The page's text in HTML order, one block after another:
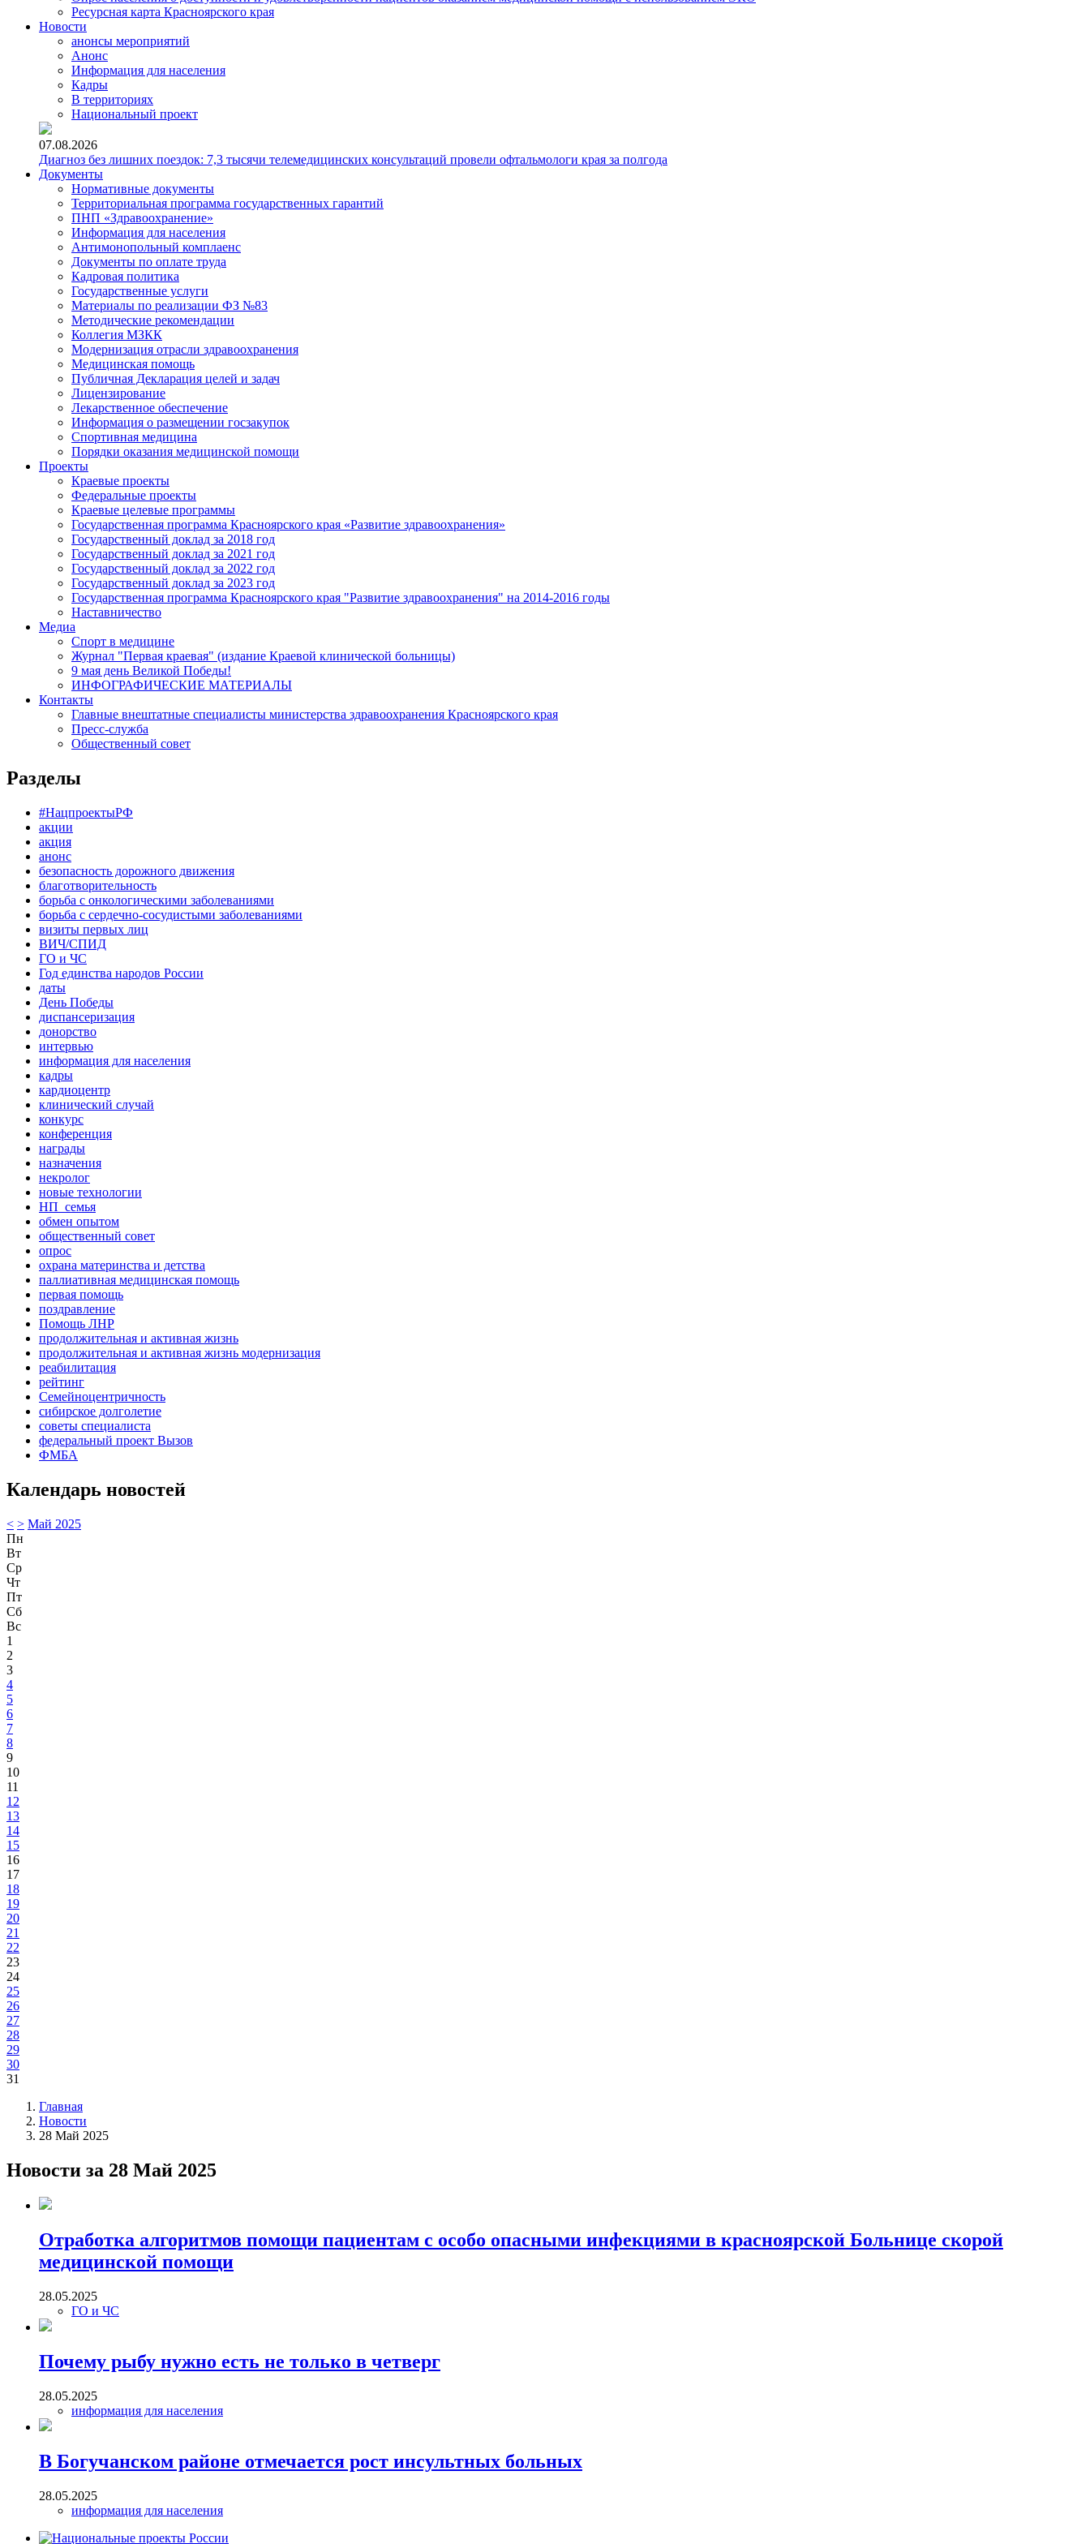
Ресурсная карта Красноярского края
Новости
анонсы мероприятий
Анонс
Информация для населения
Кадры
В территориях
Национальный проект
07.08.2026
Диагноз без лишних поездок: 7,3 тысячи телемедицинских консультаций провели офтальмологи края за полгода
Документы
Нормативные документы
Территориальная программа государственных гарантий
ПНП «Здравоохранение»
Информация для населения
Антимонопольный комплаенс
Документы по оплате труда
Кадровая политика
Государственные услуги
Материалы по реализации ФЗ №83
Методические рекомендации
Коллегия МЗКК
Модернизация отрасли здравоохранения
Медицинская помощь
Публичная Декларация целей и задач
Лицензирование
Лекарственное обеспечение
Информация о размещении госзакупок
Спортивная медицина
Порядки оказания медицинской помощи
Проекты
Краевые проекты
Федеральные проекты
Краевые целевые программы
Государственная программа Красноярского края «Развитие здравоохранения»
Государственный доклад за 2018 год
Государственный доклад за 2021 год
Государственный доклад за 2022 год
Государственный доклад за 2023 год
Государственная программа Красноярского края "Развитие здравоохранения" на 2014-2016 годы
Наставничество
Медиа
Спорт в медицине
Журнал "Первая краевая" (издание Краевой клинической больницы)
9 мая день Великой Победы!
ИНФОГРАФИЧЕСКИЕ МАТЕРИАЛЫ
Контакты
Главные внештатные специалисты министерства здравоохранения Красноярского края
Пресс-служба
Общественный совет
Разделы
#НацпроектыРФ
акции
акция
анонс
безопасность дорожного движения
благотворительность
борьба с онкологическими заболеваниями
борьба с сердечно-сосудистыми заболеваниями
визиты первых лиц
ВИЧ/СПИД
ГО и ЧС
Год единства народов России
даты
День Победы
диспансеризация
донорство
интервью
информация для населения
кадры
кардиоцентр
клинический случай
конкурс
конференция
награды
назначения
некролог
новые технологии
НП_семья
обмен опытом
общественный совет
опрос
охрана материнства и детства
паллиативная медицинская помощь
первая помощь
поздравление
Помощь ЛНР
продолжительная и активная жизнь
продолжительная и активная жизнь модернизация
реабилитация
рейтинг
Семейноцентричность
сибирское долголетие
советы специалиста
федеральный проект Вызов
ФМБА
Календарь новостей
< > Май 2025
Пн
Вт
Ср
Чт
Пт
Сб
Вс
1
2
3
4
5
6
7
8
9
10
11
12
13
14
15
16
17
18
19
20
21
22
23
24
25
26
27
28
29
30
31
Главная
Новости
28 Май 2025
Новости за 28 Май 2025
Отработка алгоритмов помощи пациентам с особо опасными инфекциями в красноярской Больнице скорой
медицинской помощи
28.05.2025
ГО и ЧС
Почему рыбу нужно есть не только в четверг
28.05.2025
информация для населения
В Богучанском районе отмечается рост инсультных больных
28.05.2025
информация для населения